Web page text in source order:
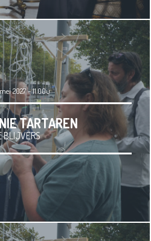
2027 - 11.00u
TARTAREN
BLIJVERS